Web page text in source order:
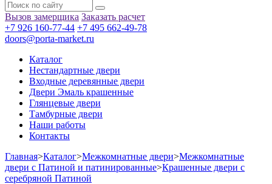
Вызов замерщика Заказать расчет
+7 926 160-77-44 +7 495 662-49-78
doors@porta-market.ru
Каталог
Нестандартные двери
Входные деревянные двери
Двери Эмаль крашенные
Глянцевые двери
Тамбурные двери
Наши работы
Контакты
Главная>Каталог>Межкомнатные двери>Межкомнатные
двери с Патиной и патинированные>Крашенные двери с
серебряной Патиной